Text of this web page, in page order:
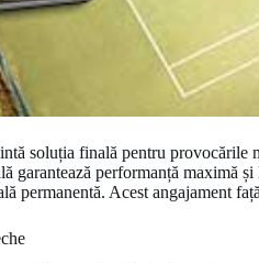
soluția finală pentru
garantează performanță
permanentă. Acest angajament